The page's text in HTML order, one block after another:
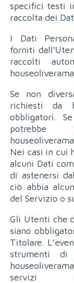
specifici testi
raccolta dei
I Dati
forniti
raccolti
Se non
richiesti da
obbligatori.
potrebbe
Nei casi in cui
alcuni Dati
di astenersi
ciò abbia
del Servizio o
Gli Utenti che
siano
Titolare.
strumenti
servizi